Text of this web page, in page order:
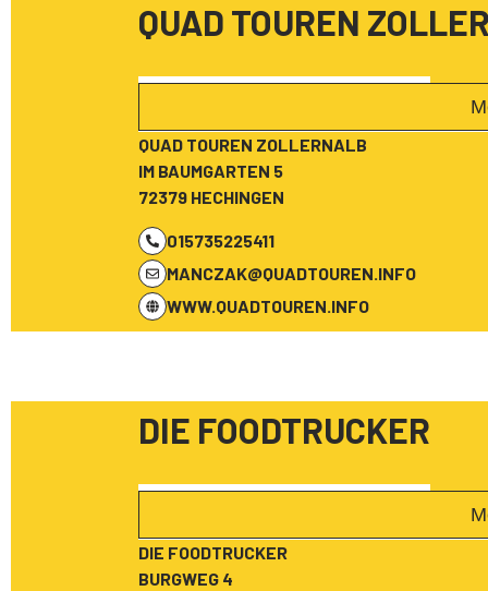
QUAD TOUREN
QUAD TOUREN ZOLLERNALB
IM BAUMGARTEN 5
72379 HECHINGEN
015735225411
MANCZAK@QUADTOUREN.INFO
WWW.QUADTOUREN.INFO
DIE FOODTRUCKER
DIE FOODTRUCKER
BURGWEG 4